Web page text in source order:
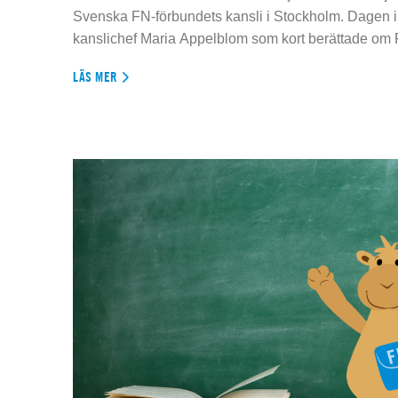
Svenska FN-förbundets kansli i Stockholm. Dagen
kanslichef Maria Appelblom som kort berättade om
LÄS MER